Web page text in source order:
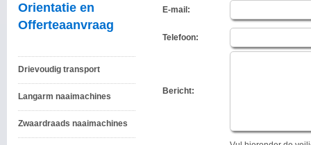
Orientatie en
Offerteaanvraag
Drievoudig transport
Langarm naaimachines
Zwaardraads naaimachines
E-mail:
Telefoon:
Bericht: